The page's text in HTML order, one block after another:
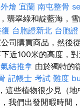
外燴 宜蘭 南屯整骨
翡翠綠和靛藍海，
台胞證新北 台胞
司購買商品，然後
近100米的高度，
結推拿 由於獨特的
記帳士 考試 難度
這些植物很少見（
我們出發閒暇時間